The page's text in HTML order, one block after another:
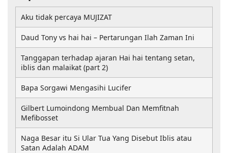
Aku tidak percaya MUJIZAT
Daud Tony vs hai hai – Pertarungan Ilah Zaman Ini
Tanggapan terhadap ajaran Hai hai tentang setan,
iblis dan malaikat (part 2)
Bapa Sorgawi Mengasihi Lucifer
Gilbert Lumoindong Membual Dan Memfitnah
Mefibosset
Naga Besar itu Si Ular Tua Yang Disebut Iblis atau
Satan Adalah ADAM